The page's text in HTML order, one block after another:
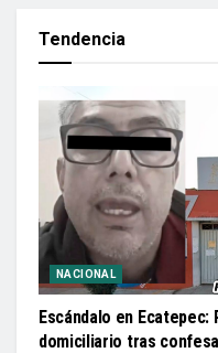
Tendencia
NACIONAL
Escándalo en
domiciliario tras